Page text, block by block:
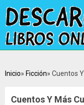
Inicio Ficción Cuentos
Cuentos Y Más